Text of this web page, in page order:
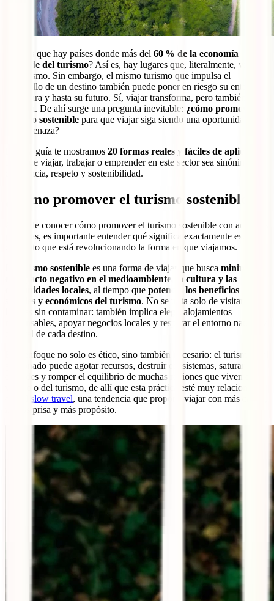
¿Sabías que hay países donde más del 60 % de la economía
depende del turismo? Así es, hay lugares que, literalmente, viven
del turismo. Sin embargo, el mismo turismo que impulsa el
desarrollo de un destino también puede poner en riesgo su entorno,
su cultura y hasta su futuro. Sí, viajar transforma, pero también
impacta. De ahí surge una pregunta inevitable: ¿cómo promover el
turismo sostenible para que viajar siga siendo una oportunidad y no
una amenaza?
En esta guía te mostramos 20 formas reales y fáciles de aplicar
para que viajar, trabajar o emprender en este sector sea sinónimo de
conciencia, respeto y sostenibilidad.
¿Cómo promover el turismo sostenible?
Antes de conocer cómo promover el turismo sostenible con acciones
prácticas, es importante entender qué significa exactamente este
concepto que está revolucionando la forma en que viajamos.
turismo sostenible es una forma de viajar que busca minimizar
el impacto negativo en el medioambiente, la cultura y las
comunidades locales, al tiempo que potencia los beneficios
sociales y económicos del turismo. No se trata solo de visitar
lugares sin contaminar: también implica elegir alojamientos
responsables, apoyar negocios locales y respetar el entorno natural y
cultural de cada destino.
Este enfoque no solo es ético, sino también necesario: el turismo mal
gestionado puede agotar recursos, destruir ecosistemas, saturar
ciudades y romper el equilibrio de muchas regiones que viven del
viajero o del turismo, de allí que esta práctica esté muy relacionada
slow travel, una tendencia que propone viajar con más calma,
menos prisa y más propósito.